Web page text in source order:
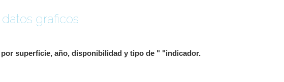
datos graficos
superficie, año, disponibilidad y tipo de " "indicador.